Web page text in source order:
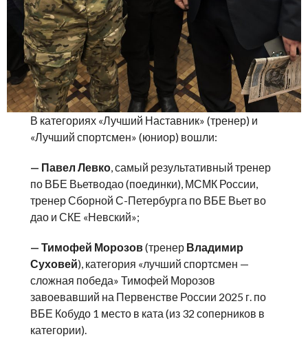
В категориях «Лучший Наставник» (тренер) и
«Лучший спортсмен» (юниор) вошли:
— Павел Левко, самый результативный тренер
по ВБЕ Вьетводао (поединки), МСМК России,
тренер Сборной С-Петербурга по ВБЕ Вьет во
дао и СКЕ «Невский»;
— Тимофей Морозов(тренер Владимир
Суховей), категория «лучший спортсмен —
сложная победа» Тимофей Морозов
завоевавший на Первенстве России 2025 г. по
ВБЕ Кобудо 1 место в ката (из 32 соперников в
категории).